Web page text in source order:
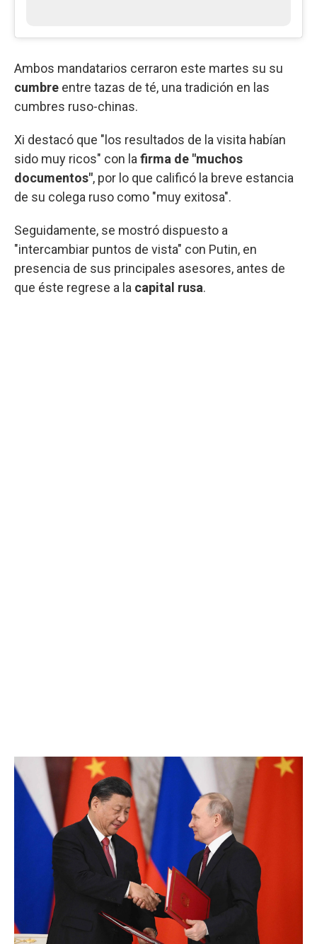
Ambos mandatarios cerraron este martes su su
cumbre entre tazas de té, una tradición en las
cumbres ruso-chinas.
Xi destacó que "los resultados de la visita habían
sido muy ricos" con la firma de "muchos
documentos", por lo que calificó la breve estancia
de su colega ruso como "muy exitosa".
Seguidamente, se mostró dispuesto a
"intercambiar puntos de vista" con Putin, en
presencia de sus principales asesores, antes de
que éste regrese a la capital rusa.